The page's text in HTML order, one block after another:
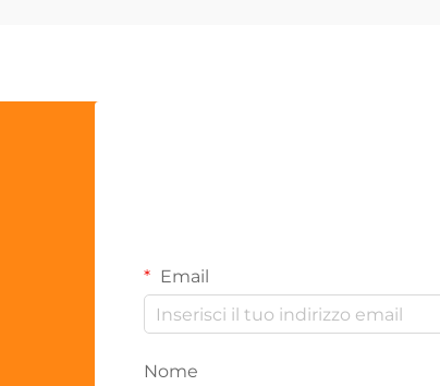
Email
Nome